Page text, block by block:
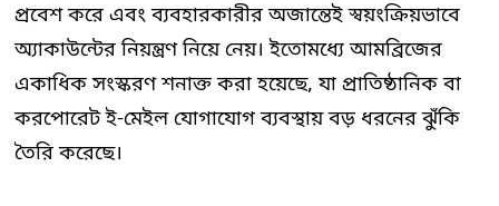
প্রবেশ করে এবং ব্যবহারকারীর অজান্তেই স্বয়ংক্রিয়ভাবে
অ্যাকাউন্টের নিয়ন্ত্রণ নিয়ে নেয়। ইতোমধ্যে আমব্রিজের
একাধিক সংস্করণ শনাক্ত করা হয়েছে, যা প্রাতিষ্ঠানিক বা
করপোরেট ই-মেইল যোগাযোগ ব্যবস্থায় বড় ধরনের ঝুঁকি
তৈরি করেছে।